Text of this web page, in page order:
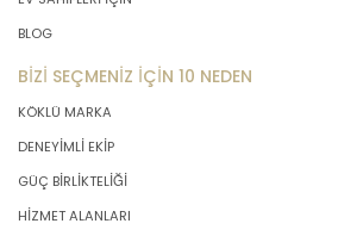
BLOG
BİZİ SEÇMENİZ İÇİN 10 NEDEN
KÖKLÜ MARKA
DENEYİMLİ EKİP
GÜÇ BİRLİKTELİĞİ
HİZMET ALANLARI